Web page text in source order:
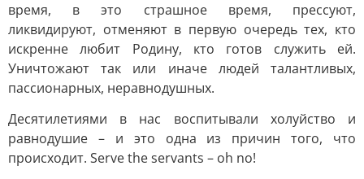
время, в это страшное время, прессуют,
ликвидируют, отменяют в первую очередь тех, кто
искренне любит Родину, кто готов служить ей.
Уничтожают так или иначе людей талантливых,
пассионарных, неравнодушных.
Десятилетиями в нас воспитывали холуйство и
равнодушие – и это одна из причин того, что
происходит. Serve the servants – oh no!